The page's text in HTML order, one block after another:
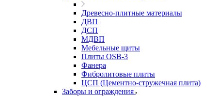
Древесно-плитные материалы
ДВП
ДСП
МДВП
Мебельные щиты
Плиты OSB-3
Фанера
Фибролитовые плиты
ЦСП (Цементно-стружечная плита)
Заборы и ограждения